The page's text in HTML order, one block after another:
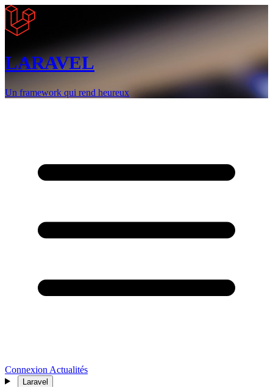
LARAVEL
Un framework qui rend heureux
Connexion Actualités
Laravel